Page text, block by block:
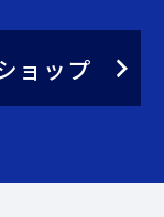
ョップ